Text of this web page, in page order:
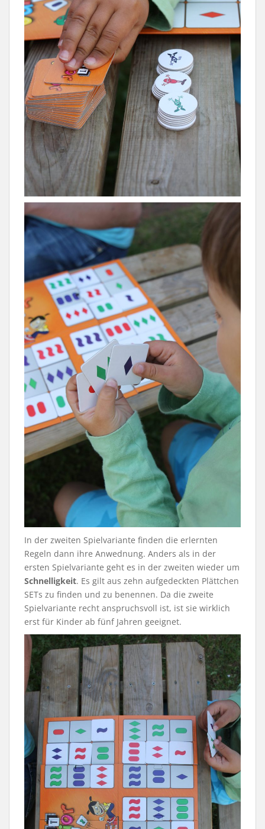
In der zweiten Spielvariante finden die erlernten
Regeln dann ihre Anwednung. Anders als in der
ersten Spielvariante geht es in der zweiten wieder um
Schnelligkeit. Es gilt aus zehn aufgedeckten Plättchen
SETs zu finden und zu benennen. Da die zweite
Spielvariante recht anspruchsvoll ist, ist sie wirklich
erst für Kinder ab fünf Jahren geeignet.